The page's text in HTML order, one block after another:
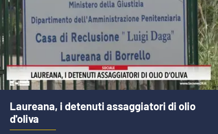
Laureana, i detenuti assaggiatori di olio
d'oliva